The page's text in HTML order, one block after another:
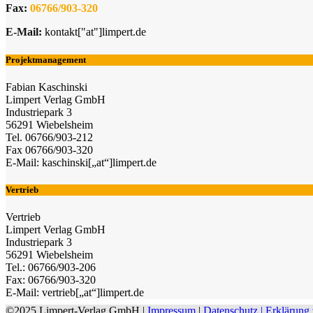
Fax: 06766/903-320
E-Mail: kontakt["at"]limpert.de
Projektmanagement
Fabian Kaschinski
Limpert Verlag GmbH
Industriepark 3
56291 Wiebelsheim
Tel. 06766/903-212
Fax 06766/903-320
E-Mail: kaschinski[„at“]limpert.de
Vertrieb
Vertrieb
Limpert Verlag GmbH
Industriepark 3
56291 Wiebelsheim
Tel.: 06766/903-206
Fax: 06766/903-320
E-Mail: vertrieb[„at“]limpert.de